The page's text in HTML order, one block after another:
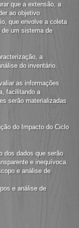
que a extensão, a
ao objetivo
que envolve a coleta
de um sistema de
a
do inventário.
as informações
facilitando a
serão materializadas
do Impacto do Ciclo
dos dados que serão
e inequívoca.
e análise de
e análise de